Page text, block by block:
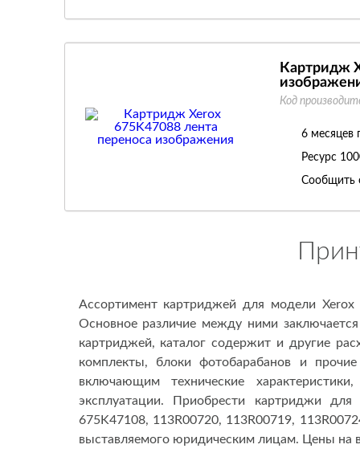
Картридж
Код
6 месяцев
Ресурс
Сообщить
Ассортимент картриджей для модели
Основное различие между ними
картриджей, каталог содержит и другие
комплекты, блоки фотобарабанов и
включающим технические
эксплуатации. Приобрести картриджи
675K47108, 113R00720, 113R00719,
выставляемого юридическим лицам. Цены на